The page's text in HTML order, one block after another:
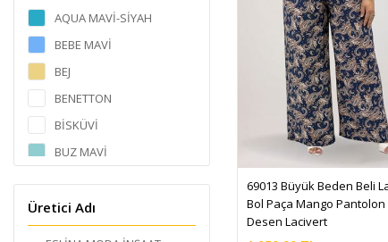
NORA
AQUA MAVİ-SİYAH
BEBE MAVİ
BEJ
BENETTON
BİSKÜVİ
BUZ MAVİ
Çiçek Desenli Kahve
Üretici Adı
69013 Büyük Beden Beli
Bol Paça Mango Pantolon
Desen Lacivert